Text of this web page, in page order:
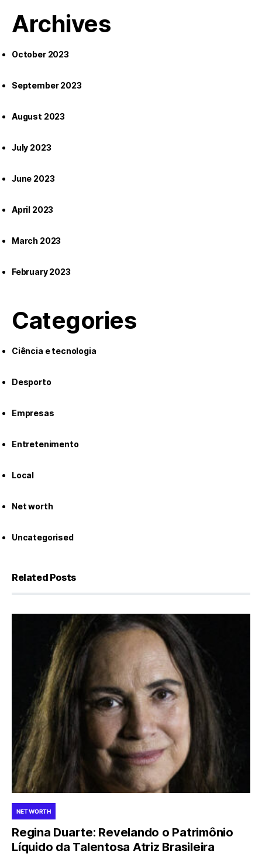
Archives
October 2023
September 2023
August 2023
July 2023
June 2023
April 2023
March 2023
February 2023
Categories
Ciência e tecnologia
Desporto
Empresas
Entretenimento
Local
Net worth
Uncategorised
Related Posts
NET WORTH
Regina Duarte: Revelando o Patrimônio
Líquido da Talentosa Atriz Brasileira